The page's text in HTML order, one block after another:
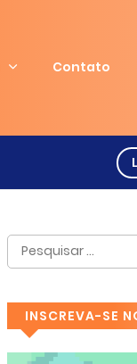
Contato
INSCREVA-SE